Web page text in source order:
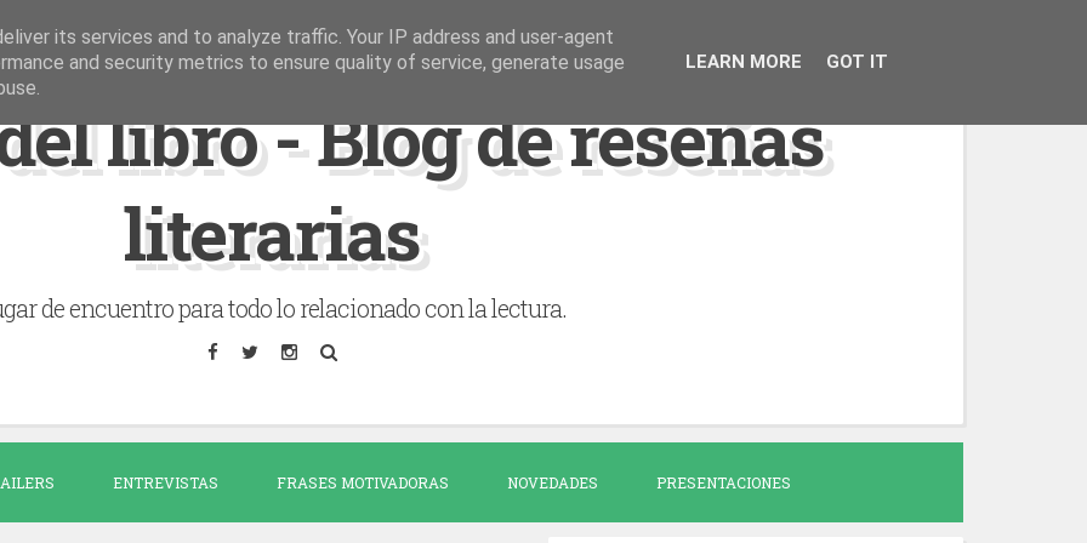
libro - Blog de reseñas
literarias
de encuentro para todo lo relacionado con la lectura.
ENTREVISTAS FRASES MOTIVADORAS NOVEDADES PRESENTACIONES
its services and to analyze traffic. Your IP address and user-agent
and security metrics to ensure quality of service, generate usage
LEARN MORE GOT IT